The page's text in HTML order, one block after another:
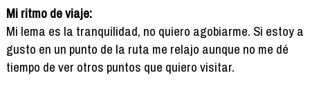
Mi ritmo de viaje:
Mi lema es la tranquilidad, no quiero agobiarme. Si estoy a
gusto en un punto de la ruta me relajo aunque no me dé
tiempo de ver otros puntos que quiero visitar.